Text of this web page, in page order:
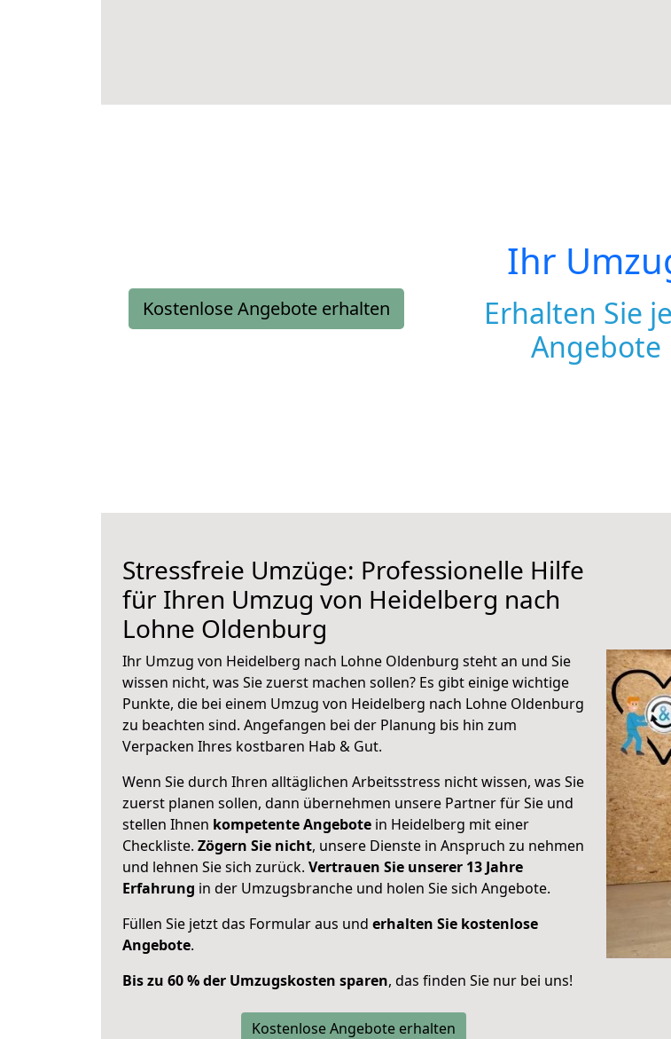
Kostenlose Angebote erhalten
Ihr
Erhalten Sie
Angebote
Stressfreie Umzüge: Professionelle Hilfe
für Ihren Umzug von Heidelberg nach
Lohne Oldenburg
Ihr Umzug von Heidelberg nach Lohne Oldenburg steht an und Sie
wissen nicht, was Sie zuerst machen sollen? Es gibt einige wichtige
Punkte, die bei einem Umzug von Heidelberg nach Lohne Oldenburg
zu beachten sind. Angefangen bei der Planung bis hin zum
Verpacken Ihres kostbaren Hab & Gut.
Wenn Sie durch Ihren alltäglichen Arbeitsstress nicht wissen, was Sie
zuerst planen sollen, dann übernehmen unsere Partner für Sie und
stellen Ihnen kompetente Angebote in Heidelberg mit einer
Checkliste. Zögern Sie nicht, unsere Dienste in Anspruch zu nehmen
und lehnen Sie sich zurück. Vertrauen Sie unserer 13 Jahre
Erfahrung in der Umzugsbranche und holen Sie sich Angebote.
Füllen Sie jetzt das Formular aus und erhalten Sie kostenlose
Angebote.
Bis zu 60 % der Umzugskosten sparen, das finden Sie nur bei uns!
Kostenlose Angebote erhalten